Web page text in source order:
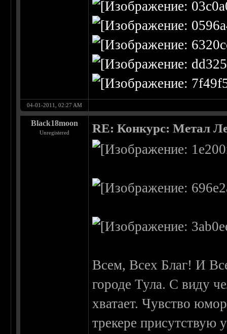
04-01-2011, 02:27 AM
Black18moon
Unregistered RE: Конкурс: Метал
Всем, Всех Благ! И
городе Тула. С виду
хватает. Чувство
трекере присутствую